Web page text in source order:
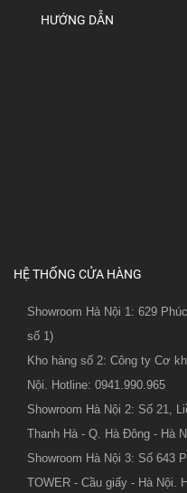
HƯỚNG DẪN
HỆ THỐNG CỬA HÀNG
Showroom Hà Nội 1: 629
số 1)
Kho hàng số 2: Công ty Cơ
Nội. Hotline: 0941.990.965
Showroom Hà Nội 2: Số 21,
Thanh Hà - Q. Hà Đông - Hà
Showroom Hà Nội 3: Số 643
TOWER - Cầu giấy - Hà Nội.